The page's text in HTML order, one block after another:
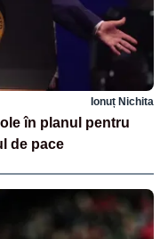
Ionuț Nichita
în planul pentru
de pace